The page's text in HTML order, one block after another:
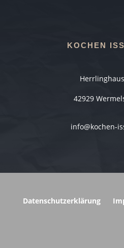
KOCHEN
42929
info@kochen-
Datenschutzerklärung